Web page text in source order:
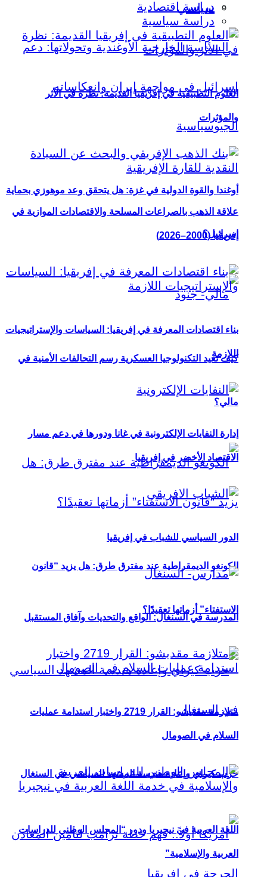
سياسي
أوغندا والقوة الدولية في غزة: هل يتحقق وعد موهوزي بحماية
إسرائيل؟
كيف تعيد التكنولوجيا العسكرية رسم التحالفات الأمنية في
مالي؟
الكونغو الديمقراطية عند مفترق طرق: هل يزيد “قانون
الاستفتاء” أزماتها تعقيدًا؟
حزب كيراي وإعادة هندسة المشهد السياسي في السنغال
دراسة اقتصادية
دراسة سياسية
العلوم التطبيقية في إفريقيا القديمة: نظرة في الأثر
والمؤثرات
علاقة الذهب بالصراعات المسلحة والاقتصادات الموازية في
إفريقيا (2000–2026)
بناء اقتصادات المعرفة في إفريقيا: السياسات والإستراتيجيات
اللازمة
إدارة النفايات الإلكترونية في غانا ودورها في دعم مسار
الاقتصاد الأخضر في إفريقيا
الدور السياسي للشباب في إفريقيا
المدرسة في السنغال: الواقع والتحديات وآفاق المستقبل
متلازمة مقديشو: القرار 2719 واختبار استدامة عمليات
السلام في الصومال
اللغة العربية في نيجيريا ودور “المجلس الوطني للدراسات
العربية والإسلامية”